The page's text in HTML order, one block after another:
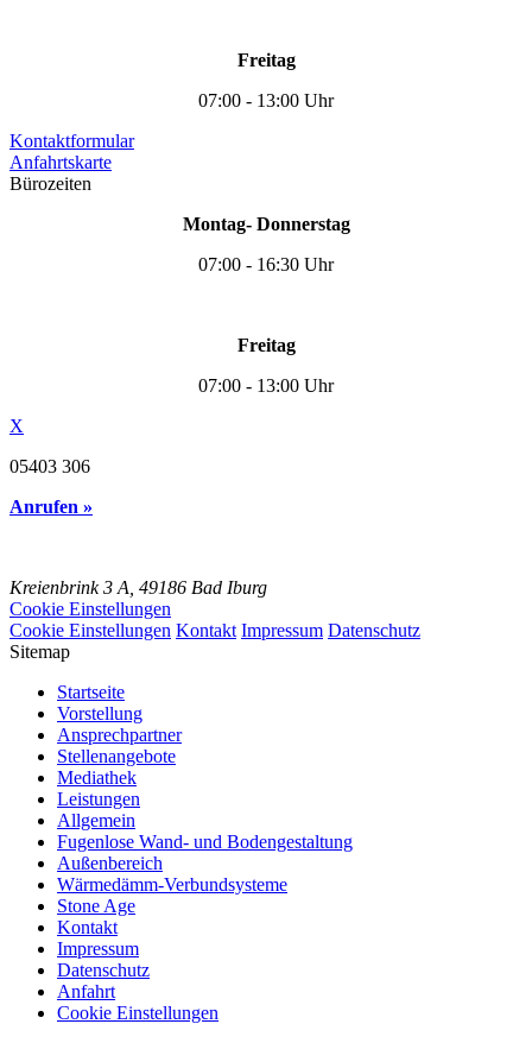
Freitag
07:00 - 13:00 Uhr
Kontaktformular
Anfahrtskarte
Bürozeiten
Montag- Donnerstag
07:00 - 16:30 Uhr
Freitag
07:00 - 13:00 Uhr
X
05403 306
Anrufen »
Kreienbrink 3 A, 49186 Bad Iburg
Cookie Einstellungen
Cookie Einstellungen Kontakt Impressum Datenschutz
Sitemap
Startseite
Vorstellung
Ansprechpartner
Stellenangebote
Mediathek
Leistungen
Allgemein
Fugenlose Wand- und Bodengestaltung
Außenbereich
Wärmedämm-Verbundsysteme
Stone Age
Kontakt
Impressum
Datenschutz
Anfahrt
Cookie Einstellungen